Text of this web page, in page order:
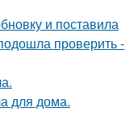
и поставила
проверить -
для дома.